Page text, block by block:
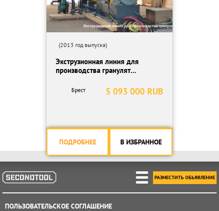
(2013 год выпуска)
Экструзионная линия для
производства гранулят...
5 093 000 RUB
Брест
ПОДРОБНЕЕ В ИЗБРАННОЕ
ПОЛЬЗОВАТЕЛЬСКОЕ СОГЛАШЕНИЕ
РАЗМЕСТИТЬ ОБЬЯВЛЕНИЕ